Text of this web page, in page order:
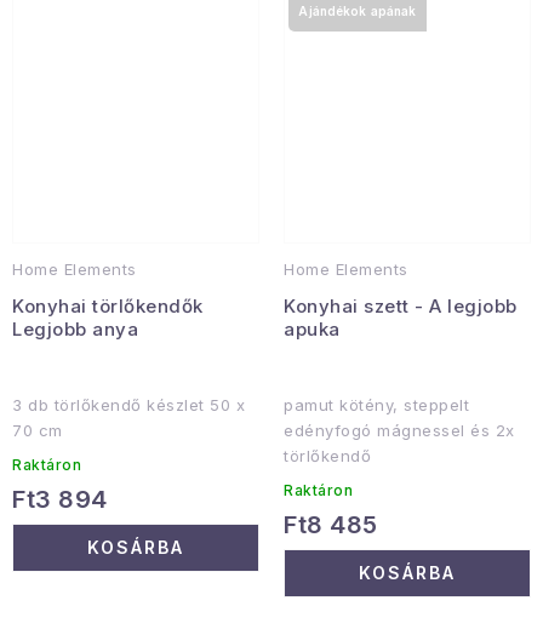
Home Elements
Konyhai törlőkendők
Legjobb anya
3 db törlőkendő készlet 50 x
70 cm
Raktáron
Ft3 894
KOSÁRBA
Home Elements
Konyhai szett - A legjobb
apuka
Ajándékok apának
pamut kötény, steppelt
edényfogó mágnessel és 2x
törlőkendő
Raktáron
Ft8 485
KOSÁRBA